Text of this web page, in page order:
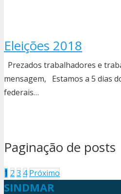
Eleições 2018
Prezados trabalhadores e
mensagem, Estamos a 5 dias
federais…
Paginação de posts
1 2 3 4 Próximo
SINDMAR